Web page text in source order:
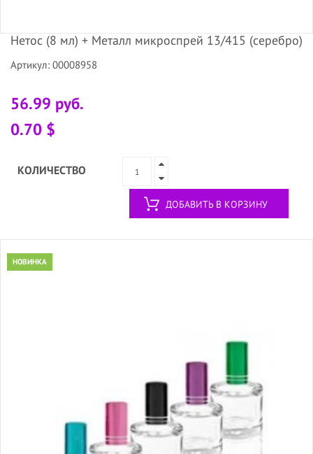
Нетос (8 мл) + Металл микроспрей 13/415 (серебро)
Артикул: 00008958
56.99 руб.
0.70 $
КОЛИЧЕСТВО
ДОБАВИТЬ В КОРЗИНУ
НОВИНКА